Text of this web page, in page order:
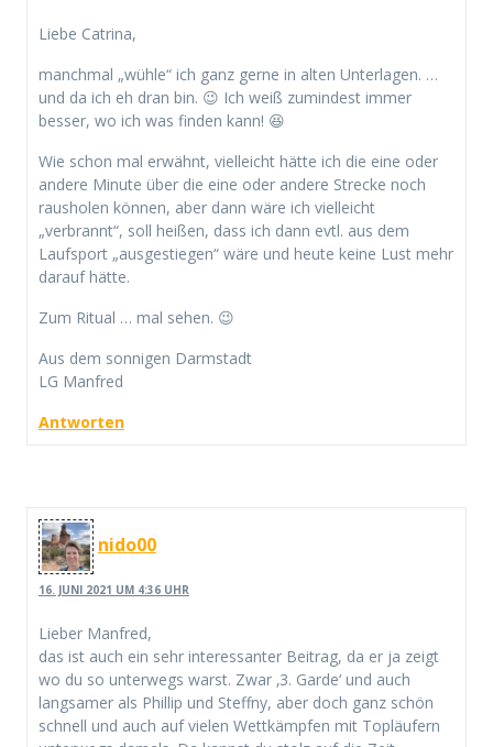
Liebe Catrina,
manchmal „wühle“ ich ganz gerne in alten Unterlagen. …
und da ich eh dran bin. 😉 Ich weiß zumindest immer
besser, wo ich was finden kann! 😆
Wie schon mal erwähnt, vielleicht hätte ich die eine oder
andere Minute über die eine oder andere Strecke noch
rausholen können, aber dann wäre ich vielleicht
„verbrannt“, soll heißen, dass ich dann evtl. aus dem
Laufsport „ausgestiegen“ wäre und heute keine Lust mehr
darauf hätte.
Zum Ritual … mal sehen. 😉
Aus dem sonnigen Darmstadt
LG Manfred
Antworten
nido00
16. JUNI 2021 UM 4:36 UHR
Lieber Manfred,
das ist auch ein sehr interessanter Beitrag, da er ja zeigt
wo du so unterwegs warst. Zwar ‚3. Garde‘ und auch
langsamer als Phillip und Steffny, aber doch ganz schön
schnell und auch auf vielen Wettkämpfen mit Topläufern